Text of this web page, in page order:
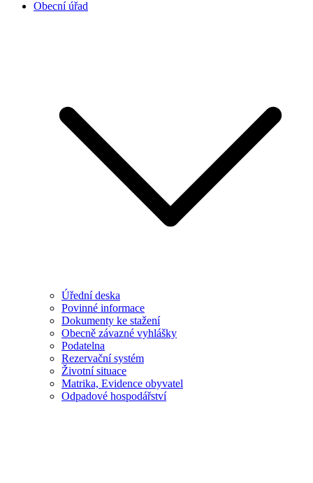
Obecní úřad
Úřední deska
Povinné informace
Dokumenty ke stažení
Obecně závazné vyhlášky
Podatelna
Rezervační systém
Životní situace
Matrika, Evidence obyvatel
Odpadové hospodářství